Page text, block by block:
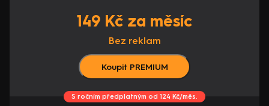
149 Kč za měsíc
Bez reklam
Koupit PREMIUM
S ročním předplatným od 124 Kč/měs.